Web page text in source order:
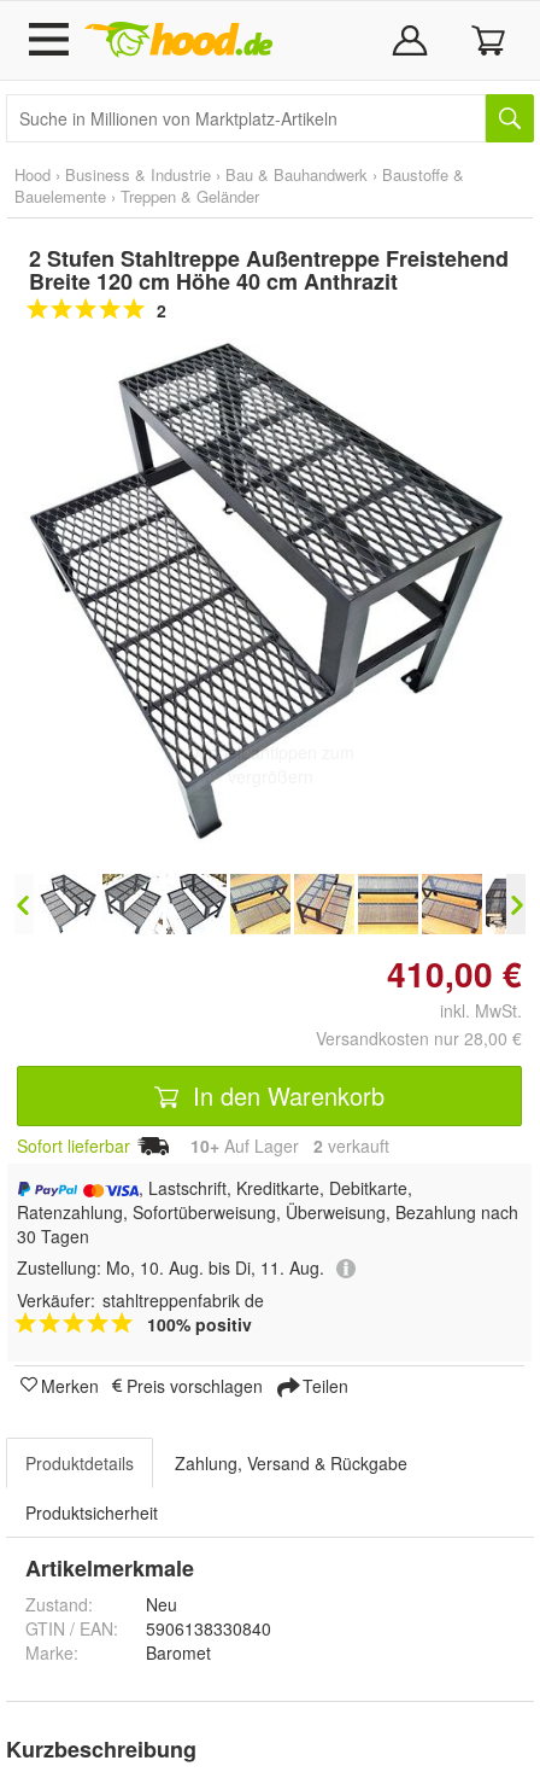
Hood › Business & Industrie › Bau & Bauhandwerk › Baustoffe &
Bauelemente › Treppen & Geländer
2 Stufen Stahltreppe Außentreppe Freistehend
Breite 120 cm Höhe 40 cm Anthrazit
2
Doppelt antippen zum
vergrößern
410,00 €
inkl. MwSt.
Versandkosten nur 28,00 €
In den Warenkorb
Sofort lieferbar 10+ Auf Lager 2 verkauft
, Lastschrift, Kreditkarte, Debitkarte,
Ratenzahlung, Sofortüberweisung, Überweisung, Bezahlung nach
30 Tagen
Zustellung: Mo, 10. Aug. bis Di, 11. Aug.
Verkäufer: stahltreppenfabrik de
100% positiv
Merken Preis vorschlagen Teilen
Produktdetails Zahlung, Versand & Rückgabe
Produktsicherheit
Artikelmerkmale
Zustand:
Neu
GTIN / EAN:
5906138330840
Marke:
Baromet
Kurzbeschreibung